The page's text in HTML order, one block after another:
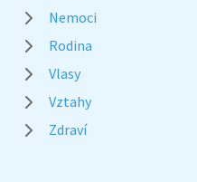
Nemoci
Rodina
Vlasy
Vztahy
Zdraví